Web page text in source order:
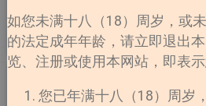
连载
事？现在他打算对自己做
作者：속공
大物展
《대물전》 平台：
如您未满十八（18）周岁，或
的法定成年年龄，请立即退出
览、注册或使用本网站，即表示
您已年满十八（18）周岁